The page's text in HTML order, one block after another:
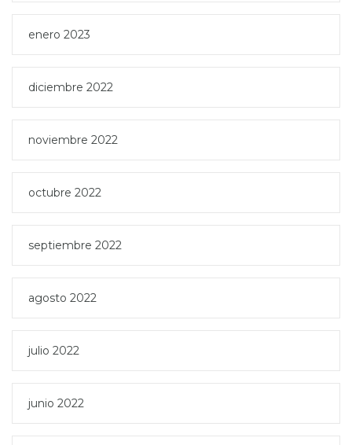
enero 2023
diciembre 2022
noviembre 2022
octubre 2022
septiembre 2022
agosto 2022
julio 2022
junio 2022